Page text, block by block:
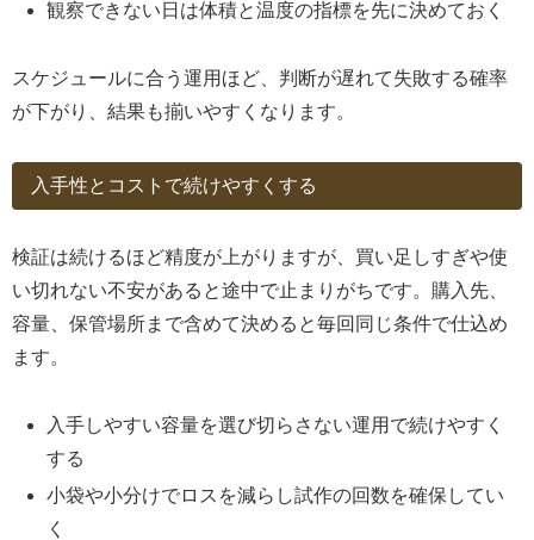
観察できない日は体積と温度の指標を先に決めておく
スケジュールに合う運用ほど、判断が遅れて失敗する確率
が下がり、結果も揃いやすくなります。
入手性とコストで続けやすくする
検証は続けるほど精度が上がりますが、買い足しすぎや使
い切れない不安があると途中で止まりがちです。購入先、
容量、保管場所まで含めて決めると毎回同じ条件で仕込め
ます。
入手しやすい容量を選び切らさない運用で続けやすく
する
小袋や小分けでロスを減らし試作の回数を確保してい
く